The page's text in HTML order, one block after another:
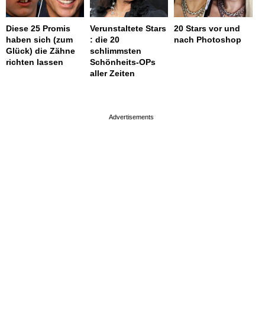
Diese 25 Promis
haben sich (zum
Glück) die Zähne
richten lassen
Verunstaltete Stars
: die 20
schlimmsten
Schönheits-OPs
aller Zeiten
20 Stars vor und
nach Photoshop